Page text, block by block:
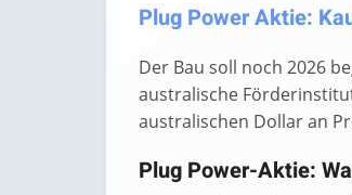
Plug Power Aktie:
Der Bau soll noch 2026
australische
australischen Dollar an
Plug Power-Aktie: